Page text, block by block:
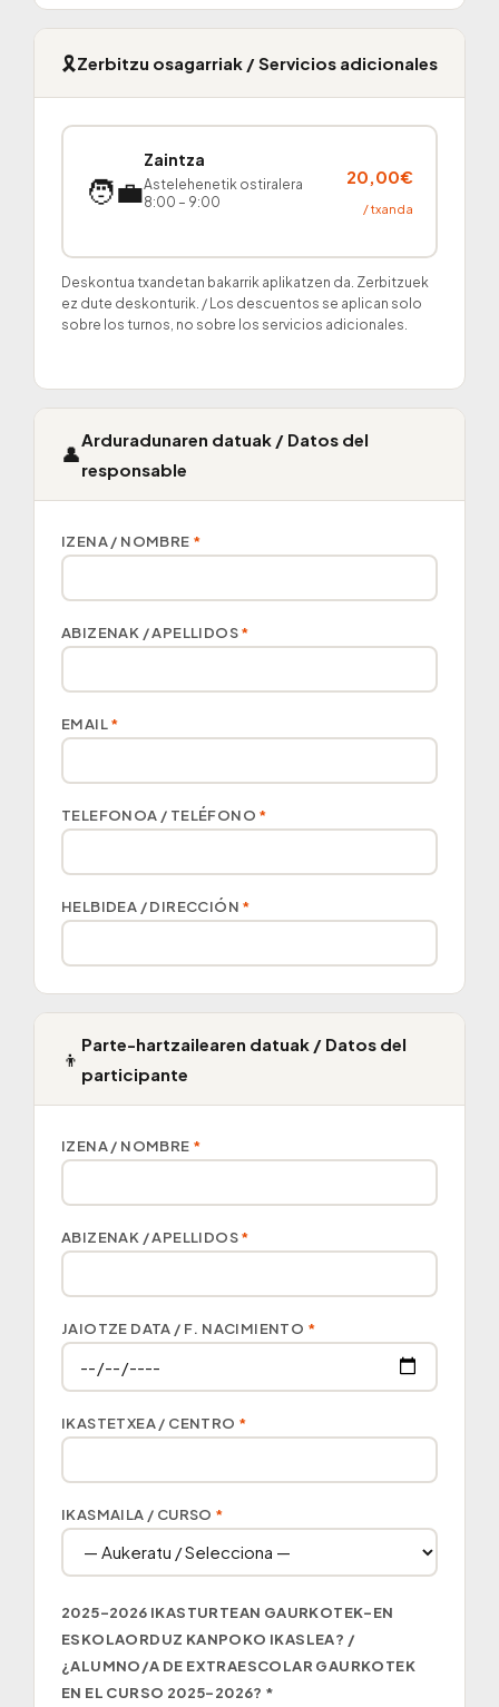
🎗️Zerbitzu osagarriak / Servicios adicionales
🧑‍💼
Zaintza
Astelehenetik ostiralera
8:00 – 9:00
20,00€
/ txanda
Deskontua txandetan bakarrik aplikatzen da. Zerbitzuek
ez dute deskonturik. / Los descuentos se aplican solo
sobre los turnos, no sobre los servicios adicionales.
👤
Arduradunaren datuak / Datos del
responsable
IZENA / NOMBRE *
ABIZENAK / APELLIDOS*
EMAIL*
TELEFONOA / TELÉFONO *
HELBIDEA / DIRECCIÓN *
👦
Parte-hartzailearen datuak / Datos del
participante
IZENA / NOMBRE *
ABIZENAK / APELLIDOS*
JAIOTZE DATA / F. NACIMIENTO *
IKASTETXEA / CENTRO *
IKASMAILA / CURSO *
2025–2026 IKASTURTEAN GAURKOTEK-EN
ESKOLAORDUZ KANPOKO IKASLEA? /
¿ALUMNO/A DE EXTRAESCOLAR GAURKOTEK
EN EL CURSO 2025–2026? *